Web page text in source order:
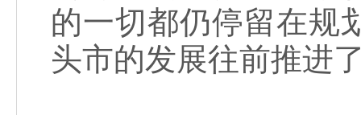
的一切都仍停留在规
头市的发展往前推进